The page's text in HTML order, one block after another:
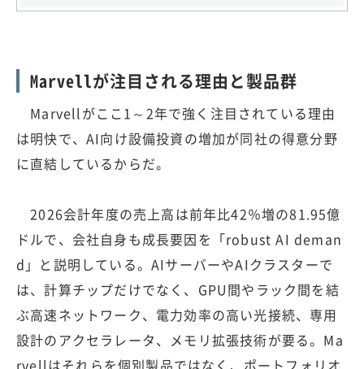
Marvellが注目される理由と製品群
Marvellがここ1～2年で強く注目されている理由
は明快で、AI向け設備投資の増加が同社の得意分野
に直結しているからだ。
2026会計年度の売上高は前年比42％増の81.95億
ドルで、会社自身も成長要因を「robust AI deman
d」と説明している。AIサーバーやAIクラスターで
は、計算チップだけでなく、GPU間やラック間を結
ぶ高速ネットワーク、電力効率の高い光接続、専用
設計のアクセラレータ、メモリ拡張技術が要る。Ma